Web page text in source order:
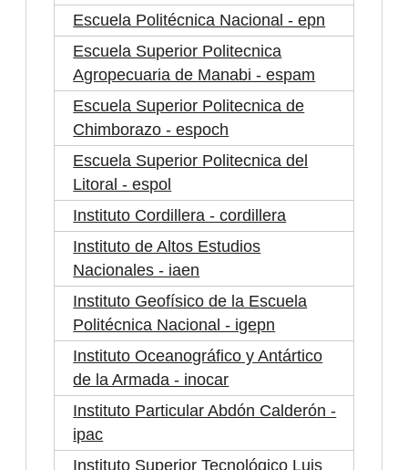
Escuela Politécnica Nacional - epn
Escuela Superior Politecnica
Agropecuaria de Manabi - espam
Escuela Superior Politecnica de
Chimborazo - espoch
Escuela Superior Politecnica del
Litoral - espol
Instituto Cordillera - cordillera
Instituto de Altos Estudios
Nacionales - iaen
Instituto Geofísico de la Escuela
Politécnica Nacional - igepn
Instituto Oceanográfico y Antártico
de la Armada - inocar
Instituto Particular Abdón Calderón -
ipac
Instituto Superior Tecnológico Luis